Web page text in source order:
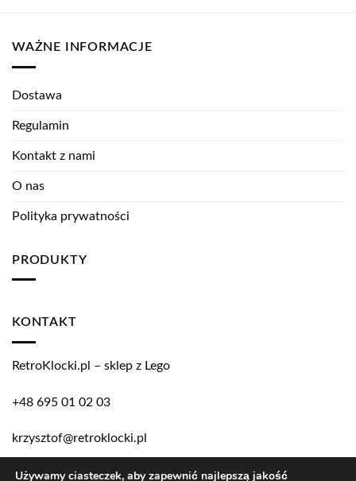
WAŻNE INFORMACJE
Dostawa
Regulamin
Kontakt z nami
O nas
Polityka prywatności
PRODUKTY
KONTAKT
RetroKlocki.pl – sklep z Lego
+48 695 01 02 03
krzysztof@retroklocki.pl
Używamy ciasteczek, aby zapewnić najlepszą jakość